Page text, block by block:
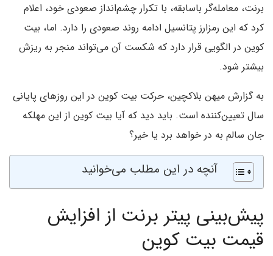
برنت، معامله‌گر باسابقه، با تکرار چشم‌انداز صعودی خود، اعلام
کرد که این رمزارز پتانسیل ادامه روند صعودی را دارد. اما، بیت
کوین در الگویی قرار دارد که شکست آن می‌تواند منجر به ریزش
بیشتر شود.
به گزارش میهن بلاکچین، حرکت بیت کوین در این روزهای پایانی
سال تعیین‌کننده است. باید دید که آیا بیت کوین از این مهلکه
جان سالم به در خواهد برد یا خیر؟
آنچه در این مطلب می‌خوانید
پیش‌بینی پیتر برنت از افزایش
قیمت بیت کوین